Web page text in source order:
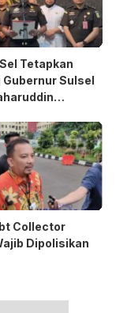
Tetapkan
Gubernur Sulsel
Kasus Korupsi
Rp50 Miliar
Collector
Dipolisikan